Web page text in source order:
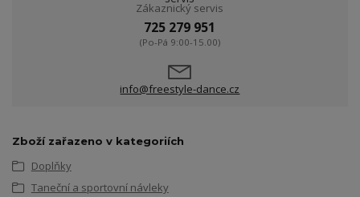
Zákaznický servis
725 279 951
(Po-Pá 9:00-15.00)
info@freestyle-dance.cz
Zboží zařazeno v kategoriích
Doplňky
Taneční a sportovní návleky